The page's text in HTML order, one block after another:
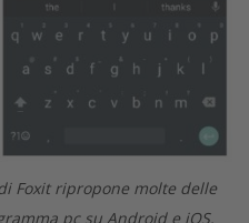
pc su Android e iOS.